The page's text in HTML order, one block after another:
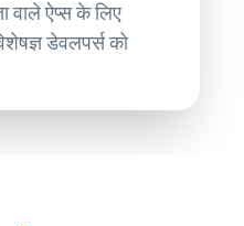
वाले ऐप्स के लिए
डेवलपर्स को